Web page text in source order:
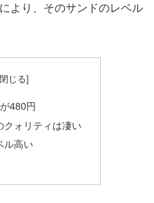
より、そのサンドのレベル
480円
クォリティは凄い
ル高い